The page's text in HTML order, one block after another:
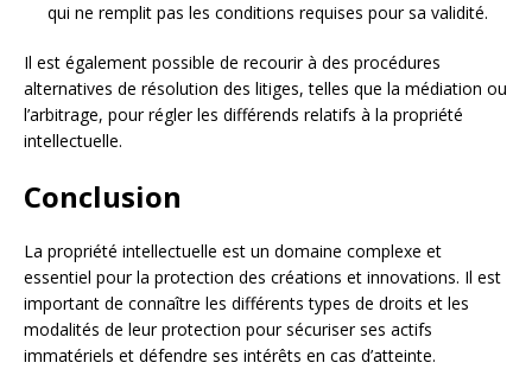
qui ne remplit pas les conditions requises pour sa validité.
Il est également possible de recourir à des procédures
alternatives de résolution des litiges, telles que la médiation ou
l’arbitrage, pour régler les différends relatifs à la propriété
intellectuelle.
Conclusion
La propriété intellectuelle est un domaine complexe et
essentiel pour la protection des créations et innovations. Il est
important de connaître les différents types de droits et les
modalités de leur protection pour sécuriser ses actifs
immatériels et défendre ses intérêts en cas d’atteinte.